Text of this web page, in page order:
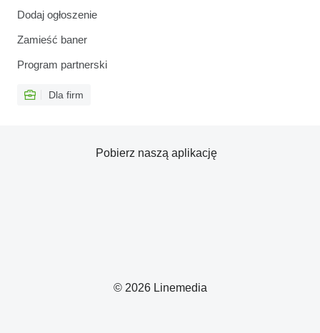
Dodaj ogłoszenie
Zamieść baner
Program partnerski
Dla firm
© 2026 Linemedia
Pobierz naszą aplikację